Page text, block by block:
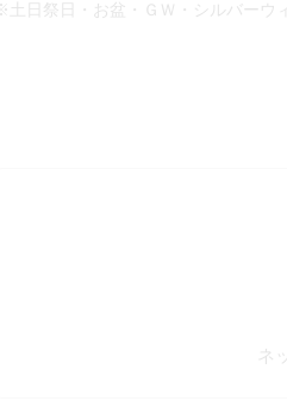
※土日祭日・お盆・ＧＷ・シルバーウ
ネ